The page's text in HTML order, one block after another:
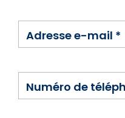
Adresse e-mail *
Numéro de